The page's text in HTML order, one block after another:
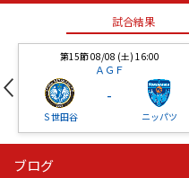
試合結果
第15節 08/08 (土) 16:00
ＡＧＦ
Ｓ世田谷
-
ニッパツ
ブログ